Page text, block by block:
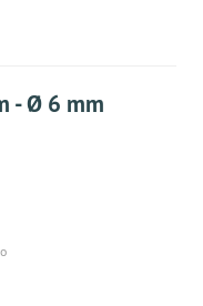
- Ø 6 mm